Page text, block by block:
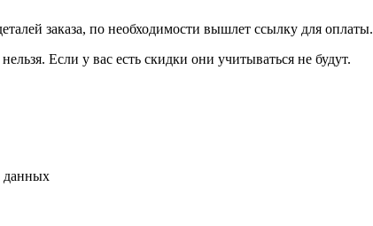
заказа, по необходимости вышлет ссылку для оплаты.
Если у вас есть скидки они учитываться не будут.
данных